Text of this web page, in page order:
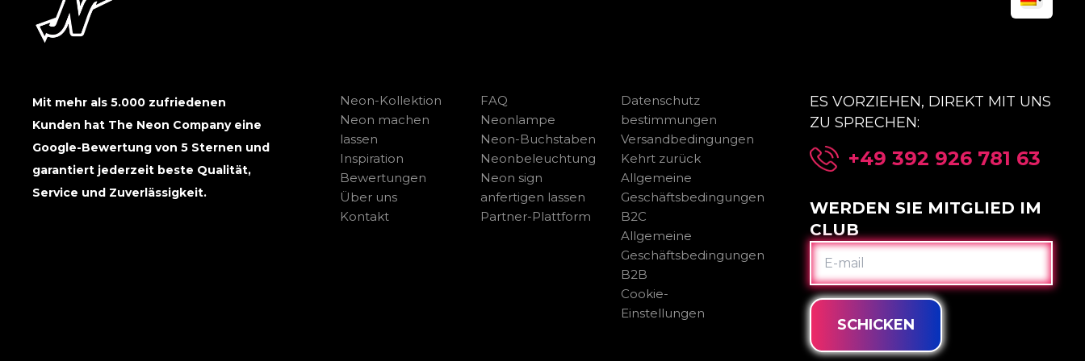
Mit mehr als 5.000 zufriedenen
Kunden hat The Neon Company eine
Google-Bewertung von 5 Sternen und
garantiert jederzeit beste Qualität,
Service und Zuverlässigkeit.
Neon-Kollektion
Neon machen
lassen
Inspiration
Bewertungen
Über uns
Kontakt
FAQ
Neonlampe
Neon-Buchstaben
Neonbeleuchtung
Neon sign
anfertigen lassen
Partner-Plattform
Datenschutz
bestimmungen
Versandbedingungen
Kehrt zurück
Allgemeine
Geschäftsbedingungen
B2C
Allgemeine
Geschäftsbedingungen
B2B
Cookie-
Einstellungen
ES VORZIEHEN, DIREKT MIT UNS
ZU SPRECHEN:
+49 392 926 781 63
WERDEN SIE MITGLIED IM
CLUB
E-
MAIL
SCHICKEN